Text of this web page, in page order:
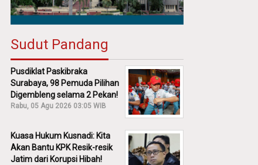
Sudut Pandang
Pusdiklat Paskibraka
Surabaya, 98 Pemuda Pilihan
Digembleng selama 2 Pekan!
Rabu, 05 Agu 2026 03:05 WIB
Kuasa Hukum Kusnadi: Kita
Akan Bantu KPK Resik-resik
Jatim dari Korupsi Hibah!